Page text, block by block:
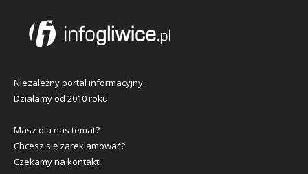
Niezależny portal informacyjny.
Działamy od 2010 roku.
Masz dla nas temat?
Chcesz się zareklamować?
Czekamy na kontakt!